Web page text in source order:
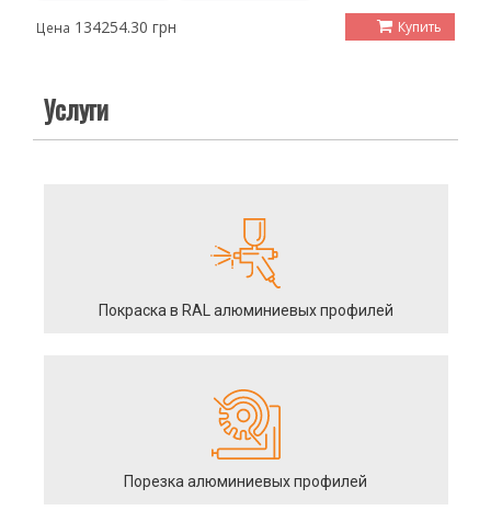
Цена 134254.30 грн Купить
Услуги
Покраска в RAL алюминиевых профилей
Порезка алюминиевых профилей